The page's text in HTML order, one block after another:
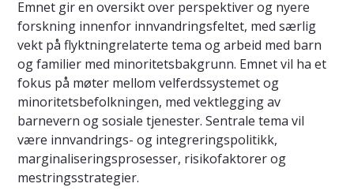
Emnet gir en oversikt over perspektiver og nyere
forskning innenfor innvandringsfeltet, med særlig
vekt på flyktningrelaterte tema og arbeid med barn
og familier med minoritetsbakgrunn. Emnet vil ha et
fokus på møter mellom velferdssystemet og
minoritetsbefolkningen, med vektlegging av
barnevern og sosiale tjenester. Sentrale tema vil
være innvandrings- og integreringspolitikk,
marginaliseringsprosesser, risikofaktorer og
mestringsstrategier.